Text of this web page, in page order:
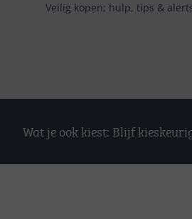
Veilig kopen; hulp, tips &
Wat je ook kiest: Blijf